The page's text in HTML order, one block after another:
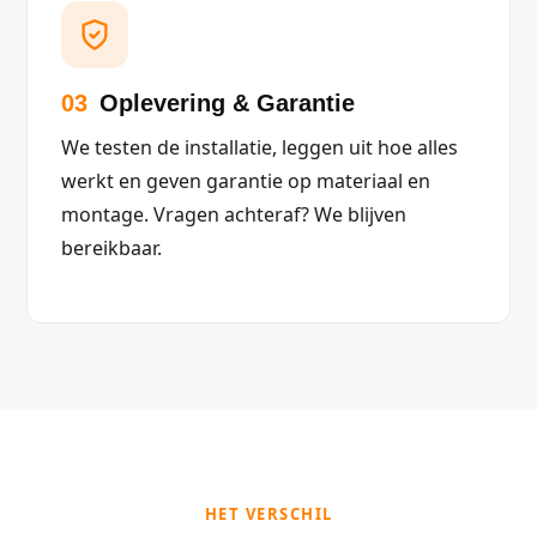
03 Oplevering & Garantie
We testen de installatie, leggen uit hoe alles
werkt en geven garantie op materiaal en
montage. Vragen achteraf? We blijven
bereikbaar.
HET VERSCHIL